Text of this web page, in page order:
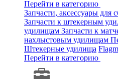
Перейти в категорию
Запчасти, аксессуары
Запчасти к штекерным
удилищам Запчасти к
нахлыстовым удилищам
Штекерные удилища
Перейти в категорию